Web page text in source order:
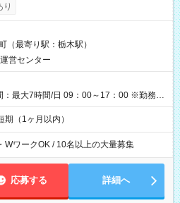
あり 【即給（前払い）オプションあ
、勤務から1週間ほどで給与の一部を受け
8:30～17:30（休憩1時間） 時給1,300円
＋交通費 ※当日の役割により時給＋100
験 7:00～13:30（休憩なし） 時給1,300
時間＝日収8,400円＋交通費 【試用期
り
（最寄り駅：栃木駅）
営センター
：最大7時間/日 09：00～17：00 ※勤務時
ります。
（1ヶ月以内）
WワークOK / 10名以上の大量募集
応募する 詳細へ